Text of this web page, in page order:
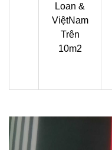
Loan &
ViệtNam
Trên
10m2